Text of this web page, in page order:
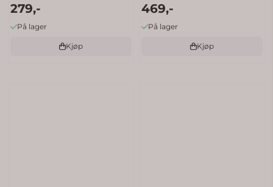
279,-
På lager
Kjøp
469,-
På lager
Kjøp